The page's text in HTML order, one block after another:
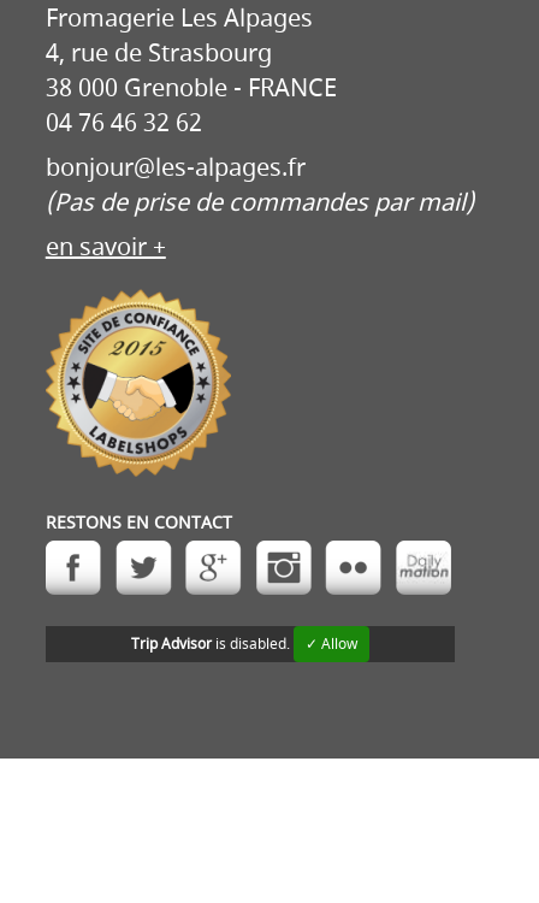
Fromagerie Les Alpages
4, rue de Strasbourg
38 000 Grenoble - FRANCE
04 76 46 32 62
bonjour@les-alpages.fr
(Pas de prise de commandes par mail)
en savoir +
RESTONS EN CONTACT
Trip Advisoris disabled. ✓ Allow